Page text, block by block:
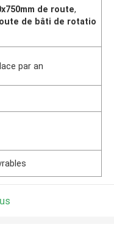
de route,
de bâti de rotatio
par an